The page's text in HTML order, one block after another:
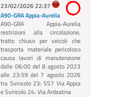
23/02/2026 22:37
A90-GRA Appia-Aurelia
A90-GRA Appia-Aurelia
restrizioni alla circolazione,
tratto chiuso per veicoli che
trasporta materiale pericoloso
causa lavori di manutenzione
dalle 06:00 del 8 agosto 2023
alle 23:59 del 7 agosto 2026
tra Svincolo 23: SS7 Via Appia
e Svincolo 24: Via Ardeatina